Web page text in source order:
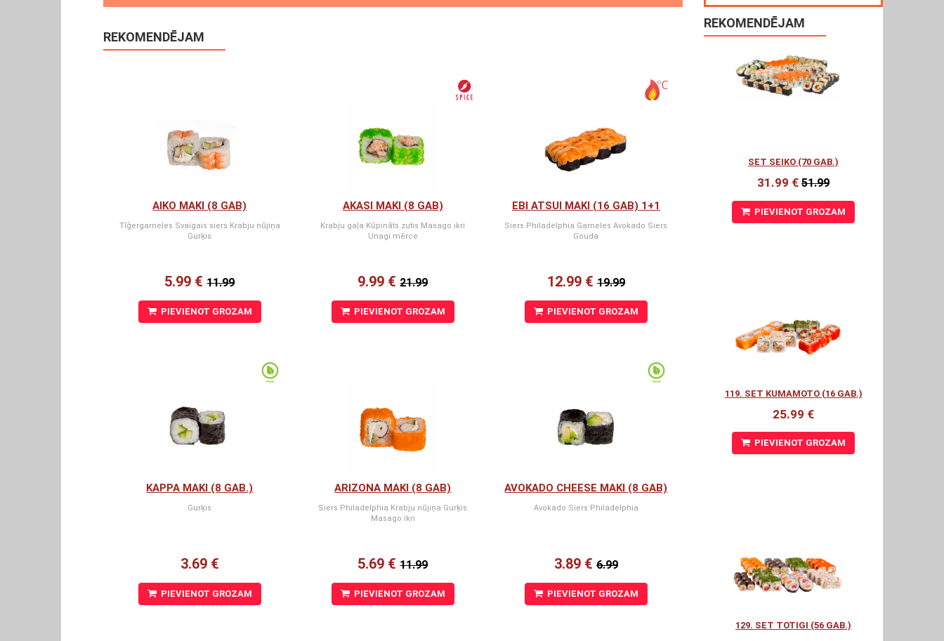
REKOMENDĒJAM
SET SEIKO (70 GAB.)
31.99 € 51.99
PIEVIENOT GROZAM
119. SET KUMAMOTO (16 GAB.)
25.99 €
PIEVIENOT GROZAM
129. SET TOTIGI (56 GAB.)
REKOMENDĒJAM
AIKO MAKI (8 GAB)
Tīģergarneles Svaigais siers Krabju nūjiņa
Gurķis
5.99 €11.99
PIEVIENOT GROZAM
AKASI MAKI (8 GAB)
Krabju gaļa Kūpināts zutis Masago ikri
Unagi mērce
9.99 €21.99
PIEVIENOT GROZAM
EBI ATSUI MAKI (16 GAB) 1+1
Siers Philadelphia Garneles Avokado Siers
Gouda
12.99 € 19.99
PIEVIENOT GROZAM
KAPPA MAKI (8 GAB.)
Gurķis
3.69 €
PIEVIENOT GROZAM
ARIZONA MAKI (8 GAB)
Siers Philadelphia Krabju nūjiņa Gurķis
Masago ikri
5.69 €11.99
PIEVIENOT GROZAM
AVOKADO CHEESE MAKI (8 GAB)
Avokado Siers Philadelphia
3.89 € 6.99
PIEVIENOT GROZAM